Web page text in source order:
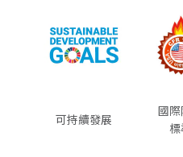
可持續發展
國